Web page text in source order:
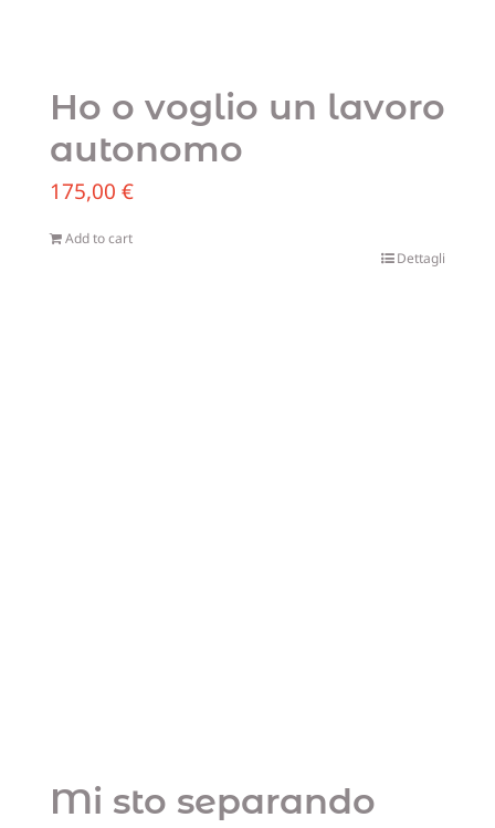
Ho o voglio un lavoro
autonomo
175,00 €
Add to cart
Dettagli
Mi sto separando